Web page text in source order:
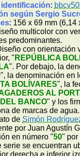
:
según Sergio
: 156 x 69 mm (6,14
multicolor con
predominantes.
con orientación
" REPÚBLICA
". Por debajo, la
", la denominación en
BOLÍVARES", la
AL
BANCO" y los
de marcas de
deSimón
por Juan Agustín
en número "50" por
serie se encuentran
derecha e inferior